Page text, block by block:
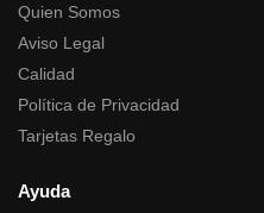
Quien Somos
Aviso Legal
Calidad
Política de Privacidad
Tarjetas Regalo
Ayuda